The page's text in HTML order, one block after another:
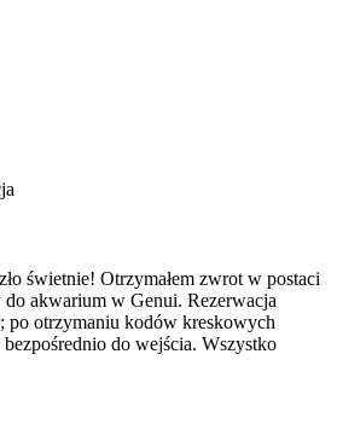
świetnie! Otrzymałem zwrot w postaci
akwarium w Genui. Rezerwacja
po otrzymaniu kodów kreskowych
do wejścia. Wszystko